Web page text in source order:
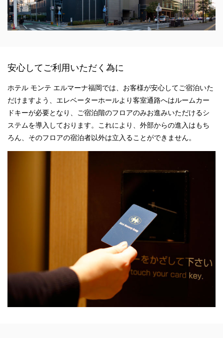
安心してご利用いただく為に
ホテル モンテ エルマーナ福岡では、お客様が安心してご宿泊いた
だけますよう、エレベーターホールより客室通路へはルームカー
ドキーが必要となり、ご宿泊階のフロアのみお進みいただけるシ
ステムを導入しております。これにより、外部からの進入はもち
ろん、そのフロアの宿泊者以外は立入ることができません。